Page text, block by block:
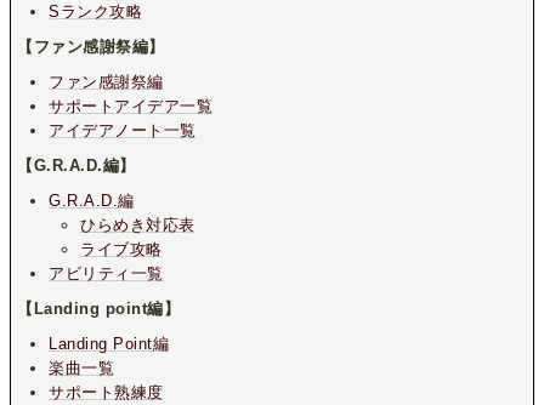
Sランク攻略
【ファン感謝祭編】
ファン感謝祭編
サポートアイデア一覧
アイデアノート一覧
【G.R.A.D.編】
G.R.A.D.編
ひらめき対応表
ライブ攻略
アビリティ一覧
【Landing point編】
Landing Point編
楽曲一覧
サポート熟練度